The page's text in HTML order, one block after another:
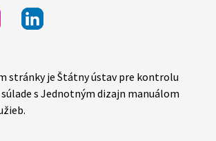
stránky je Štátny ústav pre kontrolu
súlade s Jednotným dizajn manuálom